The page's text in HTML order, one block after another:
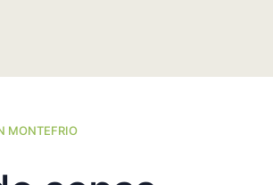
MONTEFRIO